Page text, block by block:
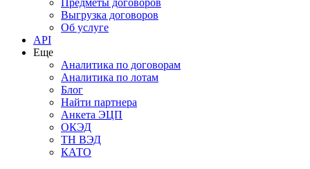
Предметы договоров
Выгрузка договоров
Об услуге
API
Еще
Аналитика по договорам
Аналитика по лотам
Блог
Найти партнера
Анкета ЭЦП
ОКЭД
ТН ВЭД
КАТО